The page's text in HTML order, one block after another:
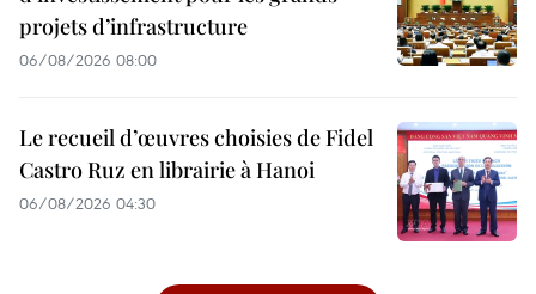
projets d’infrastructure
06/08/2026 08:00
Le recueil d’œuvres choisies de Fidel
Castro Ruz en librairie à Hanoi
06/08/2026 04:30